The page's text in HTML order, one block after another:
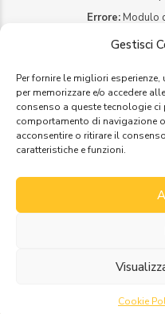
Gestisci
Per fornire le migliori
per memorizzare e/o accedere
consenso a queste tecnologie
comportamento di navigazione
acconsentire o ritirare il
caratteristiche e funzioni.
Cookie
Errore:Modulo
https://
by
Contattaci